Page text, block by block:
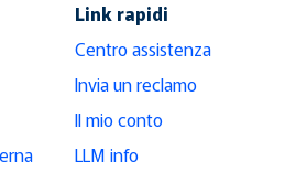
Link rapidi
Centro assistenza
Invia un reclamo
Il mio conto
LLM info